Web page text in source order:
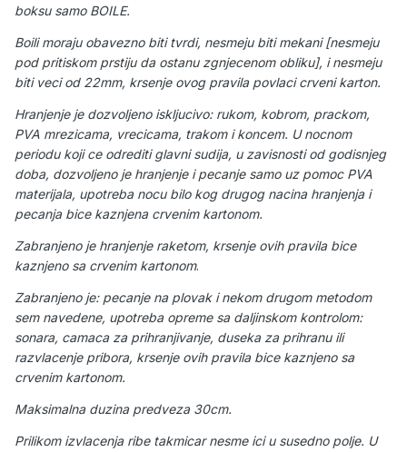
boksu samo BOILE.
Boili moraju obavezno biti tvrdi, nesmeju biti mekani [nesmeju
pod pritiskom prstiju da ostanu zgnjecenom obliku], i nesmeju
biti veci od 22mm, krsenje ovog pravila povlaci crveni karton.
Hranjenje je dozvoljeno iskljucivo: rukom, kobrom, prackom,
PVA mrezicama, vrecicama, trakom i koncem. U nocnom
periodu koji ce odrediti glavni sudija, u zavisnosti od godisnjeg
doba, dozvoljeno je hranjenje i pecanje samo uz pomoc PVA
materijala, upotreba nocu bilo kog drugog nacina hranjenja i
pecanja bice kaznjena crvenim kartonom.
Zabranjeno je hranjenje raketom, krsenje ovih pravila bice
kaznjeno sa crvenim kartonom.
Zabranjeno je: pecanje na plovak i nekom drugom metodom
sem navedene, upotreba opreme sa daljinskom kontrolom:
sonara, camaca za prihranjivanje, duseka za prihranu ili
razvlacenje pribora, krsenje ovih pravila bice kaznjeno sa
crvenim kartonom.
Maksimalna duzina predveza 30cm.
Prilikom izvlacenja ribe takmicar nesme ici u susedno polje. U